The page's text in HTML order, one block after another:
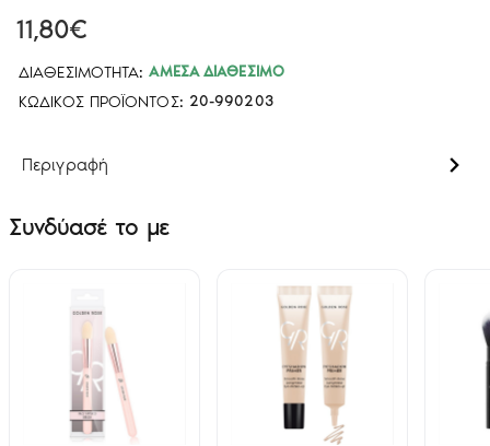
ΔΙΑΘΕΣΙΜΌΤΗΤΑ: ΆΜΕΣΑ ΔΙΑΘΈΣΙΜΟ
ΚΩΔΙΚΌΣ ΠΡΟΪΌΝΤΟΣ: 20-990203
11,80€
Περιγραφή
Συνδύασέ το με